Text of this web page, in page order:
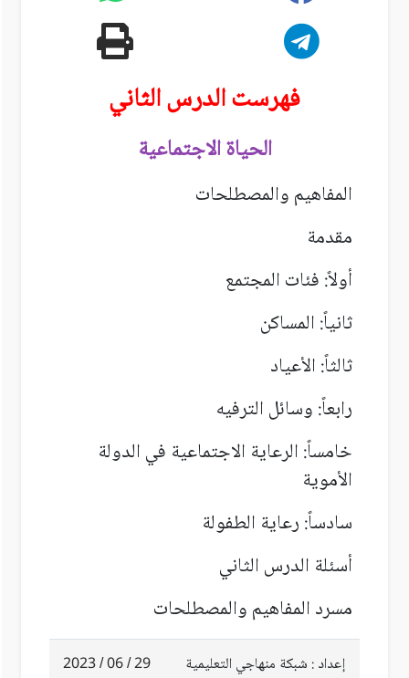
فهرستالدرس الثاني
الحياة الاجتماعية
المفاهيم والمصطلحات
مقدمة
أولاً: فئات المجتمع
ثانياً: المساكن
ثالثاً: الأعياد
رابعاً: وسائل الترفيه
خامساً: الرعاية الاجتماعية في الدولة
الأموية
سادساً: رعاية الطفولة
أسئلة الدرس الثاني
مسرد المفاهيم والمصطلحات
إعداد : شبكة منهاجي التعليمية 29 / 06 / 2023